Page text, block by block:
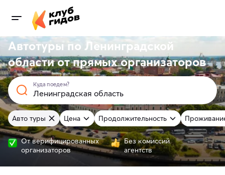
Автотуры по Ленинградской
области отпрямыхорганизаторов
Куда поедем?
Авто туры Цена Продолжительность
От верифицированных
организаторов
Без комиссий
агентств